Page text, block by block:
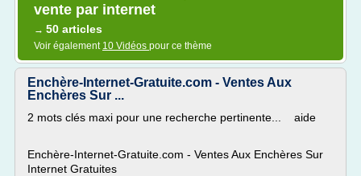
vente par internet
→ 50 articles
Voir également 10 Vidéos pour ce thème
Enchère-Internet-Gratuite.com - Ventes Aux
Enchères Sur ...
2 mots clés maxi pour une recherche pertinente... aide
Enchère-Internet-Gratuite.com - Ventes Aux Enchères Sur
Internet Gratuites